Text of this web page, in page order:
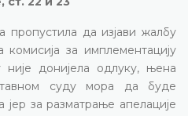
пропустила да изјави жалбу
за имплементацију
донијела одлуку, њена
суду мора да буде
за разматрање апелације